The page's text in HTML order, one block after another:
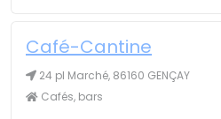
Café-Cantine
24 pl Marché, 86160 GENÇAY
Cafés, bars